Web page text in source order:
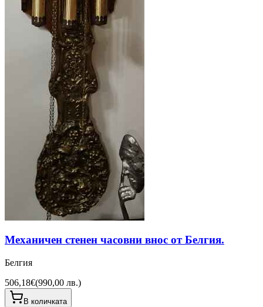
Механичен стенен часовни внос от Белгия.
Белгия
506,18€(990,00 лв.)
В количката